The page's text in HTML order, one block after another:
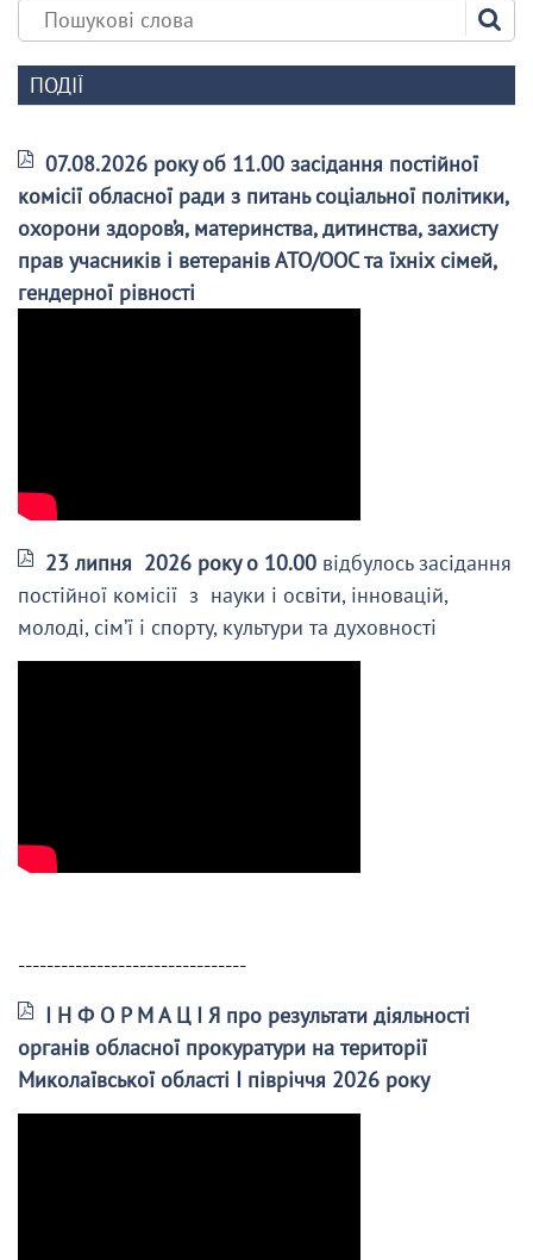
ПОДІЇ
07.08.2026 року об 11.00 засідання постійної
комісії обласної ради з питань соціальної політики,
охорони здоров’я, материнства, дитинства, захисту
прав учасників і ветеранів АТО/ООС та їхніх сімей,
гендерної рівності
23 липня 2026 року о 10.00 відбулось засідання
постійної комісії з науки і освіти, інновацій,
молоді, сім’ї і спорту, культури та духовності
--------------------------------
І Н Ф О Р М А Ц І Я про результати діяльності
органів обласної прокуратури на території
Миколаївської області І півріччя 2026 року